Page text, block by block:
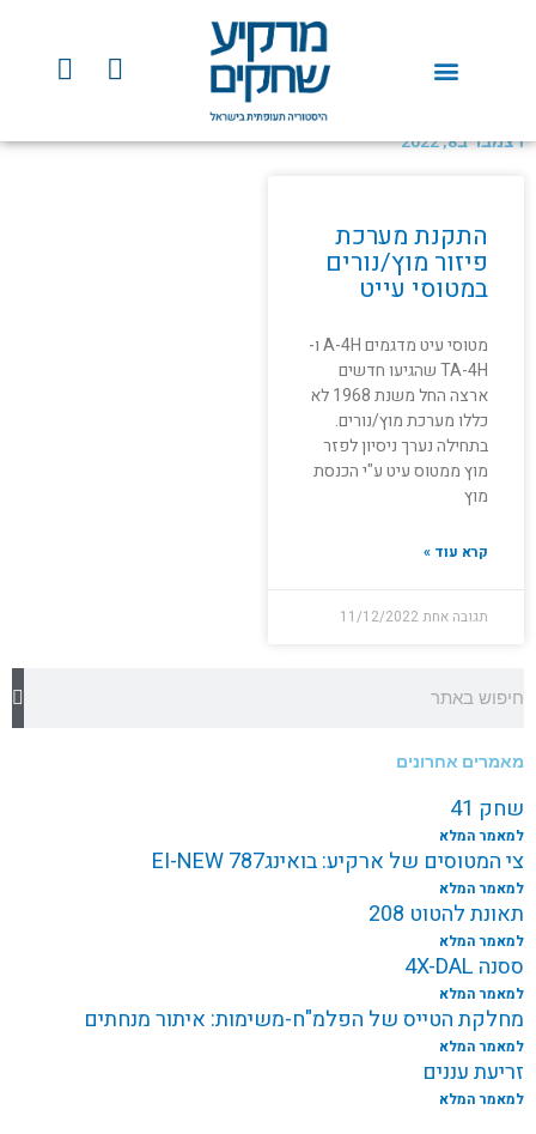
F
a
e
Y
o
t דצמבר ב8, 2022
התקנת מערכת
פיזור מוץ/נורים
במטוסי עייט
מטוסי עיט מדגמים A-4H ו-
TA-4H שהגיעו חדשים
ארצה החל משנת 1968 לא
כללו מערכת מוץ/נורים.
בתחילה נערך ניסיון לפזר
מוץ ממטוס עיט ע"י הכנסת
מוץ
קרא עוד »
תגובה אחת11/12/2022
מאמרים אחרונים
שחק 41
למאמר המלא
צי המטוסים של ארקיע: בואינג787 EI-NEW
למאמר המלא
תאונת להטוט 208
למאמר המלא
ססנה 4X-DAL
למאמר המלא
מחלקת הטייס של הפלמ"ח-משימות: איתור מנחתים
למאמר המלא
זריעת עננים
למאמר המלא